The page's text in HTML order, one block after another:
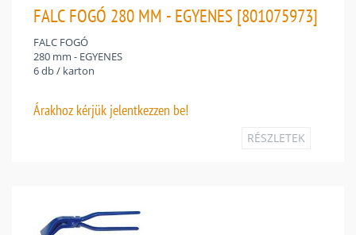
FALC FOGÓ 280 MM - EGYENES [801075973]
FALC FOGÓ
280 mm - EGYENES
6 db / karton
Árakhoz kérjük jelentkezzen be!
RÉSZLETEK